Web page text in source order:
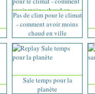
Pas de clim pour le climat
- comment avoir moins
chaud en ville
Sale temps pour la
planète